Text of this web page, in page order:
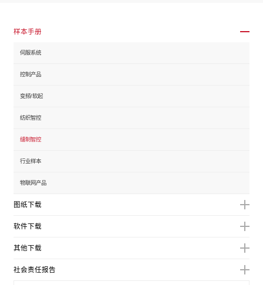
样本手册
伺服系统
控制产品
变频/软起
纺织智控
缝制智控
行业样本
物联网产品
图纸下载
软件下载
其他下载
社会责任报告